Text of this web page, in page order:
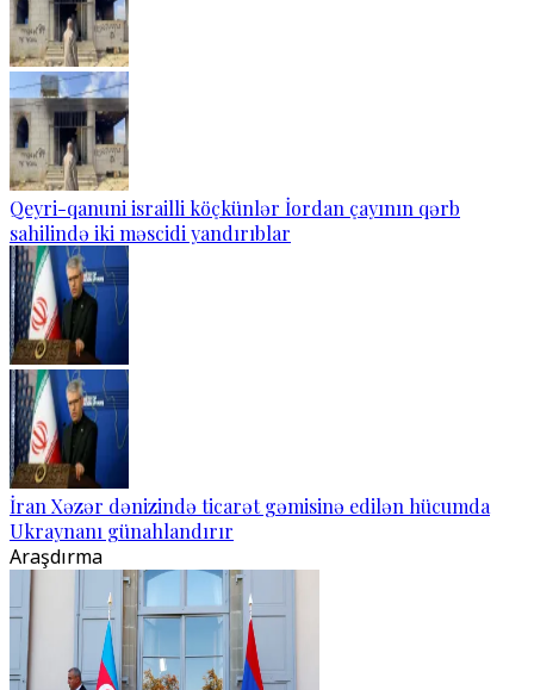
Qeyri-qanuni israilli köçkünlər İordan çayının qərb
sahilində iki məscidi yandırıblar
İran Xəzər dənizində ticarət gəmisinə edilən hücumda
Ukraynanı günahlandırır
Araşdırma